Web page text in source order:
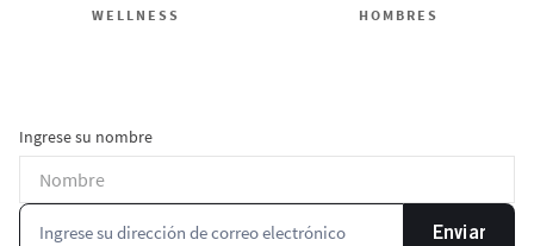
WELLNESS HOMBRES
Ingrese su nombre
Enviar